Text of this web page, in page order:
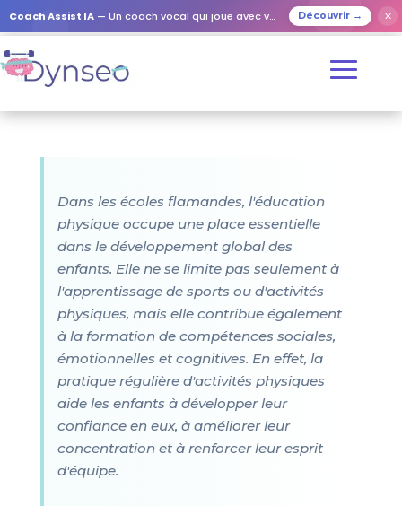
Coach Assist IA — Un coach vocal qui joue avec vos proches Découvrir → ✕
Dans les écoles flamandes, l'éducation
physique occupe une place essentielle
dans le développement global des
enfants. Elle ne se limite pas seulement à
l'apprentissage de sports ou d'activités
physiques, mais elle contribue également
à la formation de compétences sociales,
émotionnelles et cognitives. En effet, la
pratique régulière d'activités physiques
aide les enfants à développer leur
confiance en eux, à améliorer leur
concentration et à renforcer leur esprit
d'équipe.